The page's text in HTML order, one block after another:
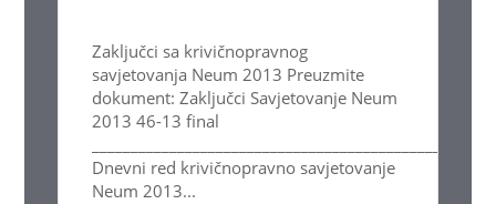
Zaključci sa krivičnopravnog
savjetovanja Neum 2013 Preuzmite
dokument: Zaključci Savjetovanje Neum
2013 46-13 final
Dnevni red krivičnopravno savjetovanje
Neum 2013...